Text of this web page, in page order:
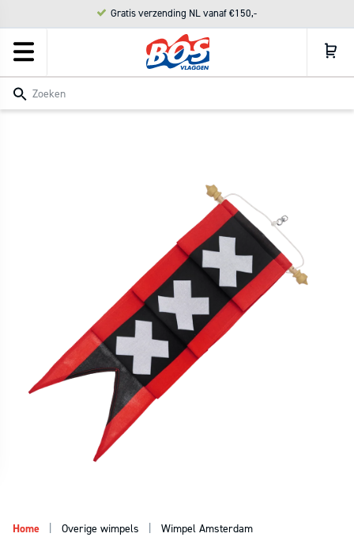
Meteen
naar de
Gratis verzending NL vanaf €150,-
Zoeken
Home | Overige wimpels | Wimpel Amsterdam